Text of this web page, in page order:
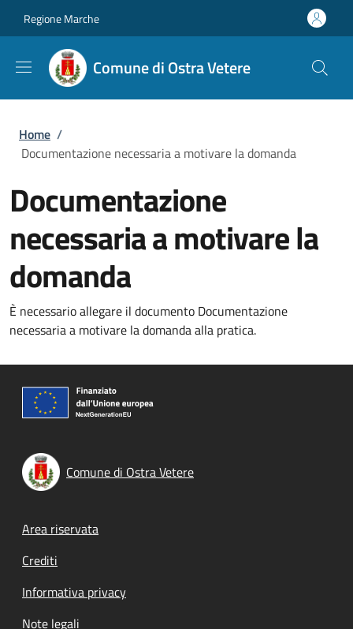
Regione Marche
Comune di Ostra Vetere
Briciole di pane
Home /
Documentazione necessaria a motivare la domanda
Documentazione
necessaria a motivare la
domanda
È necessario allegare il documento Documentazione
necessaria a motivare la domanda alla pratica.
Comune di Ostra Vetere
Footer menu
Area riservata
Crediti
Informativa privacy
Note legali